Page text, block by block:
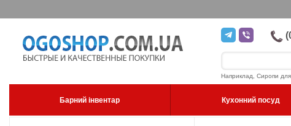
Наприклад, Сиропи для
Барний інвентар Кухонний посуд